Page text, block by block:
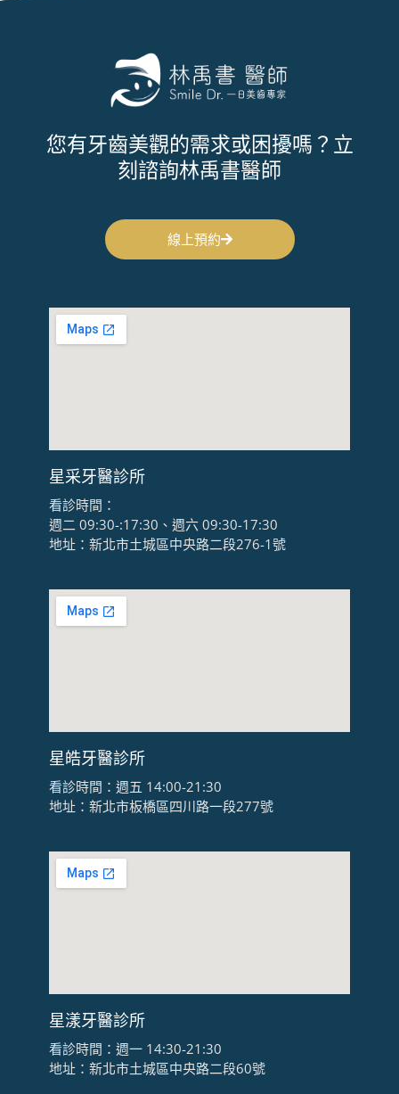
您有牙齒美觀的需求或困擾嗎？立
刻諮詢林禹書醫師
線上預約
星采牙醫診所
看診時間：
週二 09:30-:17:30、週六 09:30-17:30
地址：新北市土城區中央路二段276-1號
星皓牙醫診所
看診時間：週五 14:00-21:30
地址：新北市板橋區四川路一段277號
星漾牙醫診所
看診時間：週一 14:30-21:30
地址：新北市土城區中央路二段60號